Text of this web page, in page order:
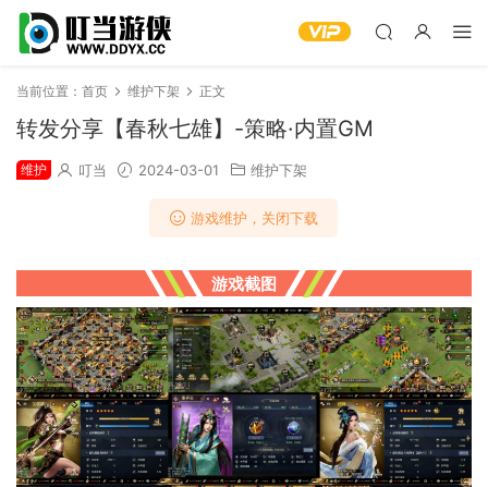
当前位置： 首页 维护下架 正文
转发分享【春秋七雄】-策略·内置GM
维护 叮当 2024-03-01 维护下架
游戏维护，关闭下载
游戏截图